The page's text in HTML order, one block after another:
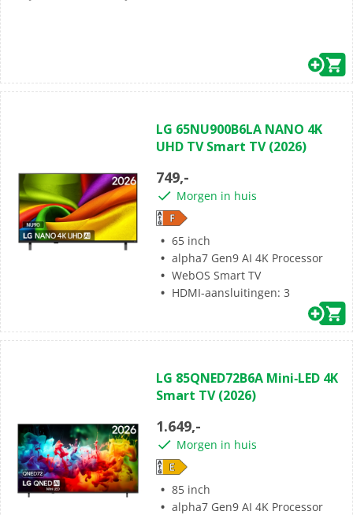
van
de
sterren.
LG 65NU900B6LA NANO 4K
UHD TV Smart TV (2026)
749,-
Morgen in huis
65 inch
alpha7 Gen9 AI 4K Processor
WebOS Smart TV
HDMI-aansluitingen: 3
van
de
sterren.
LG 85QNED72B6A Mini‑LED 4K
Smart TV (2026)
1.649,-
Morgen in huis
85 inch
alpha7 Gen9 AI 4K Processor